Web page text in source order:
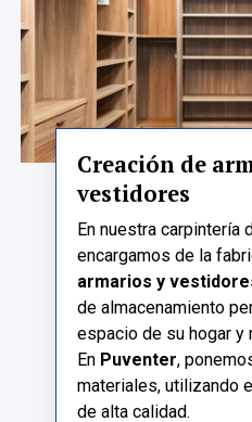
Creación de
vestidores
En nuestra carpintería
encargamos de la
armarios y
de almacenamiento
espacio de su hogar y
En Puventer,
materiales, utilizando
de alta calidad.